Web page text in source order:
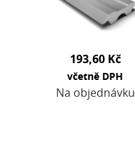
- rychlořezná
ocel (HSS) s
kobaltu …
193,60 Kč
včetně DPH
Na objednávku